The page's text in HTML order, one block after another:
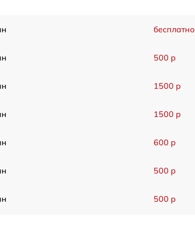
бесплатно
500 р
1500 р
1500 р
600 р
500 р
500 р